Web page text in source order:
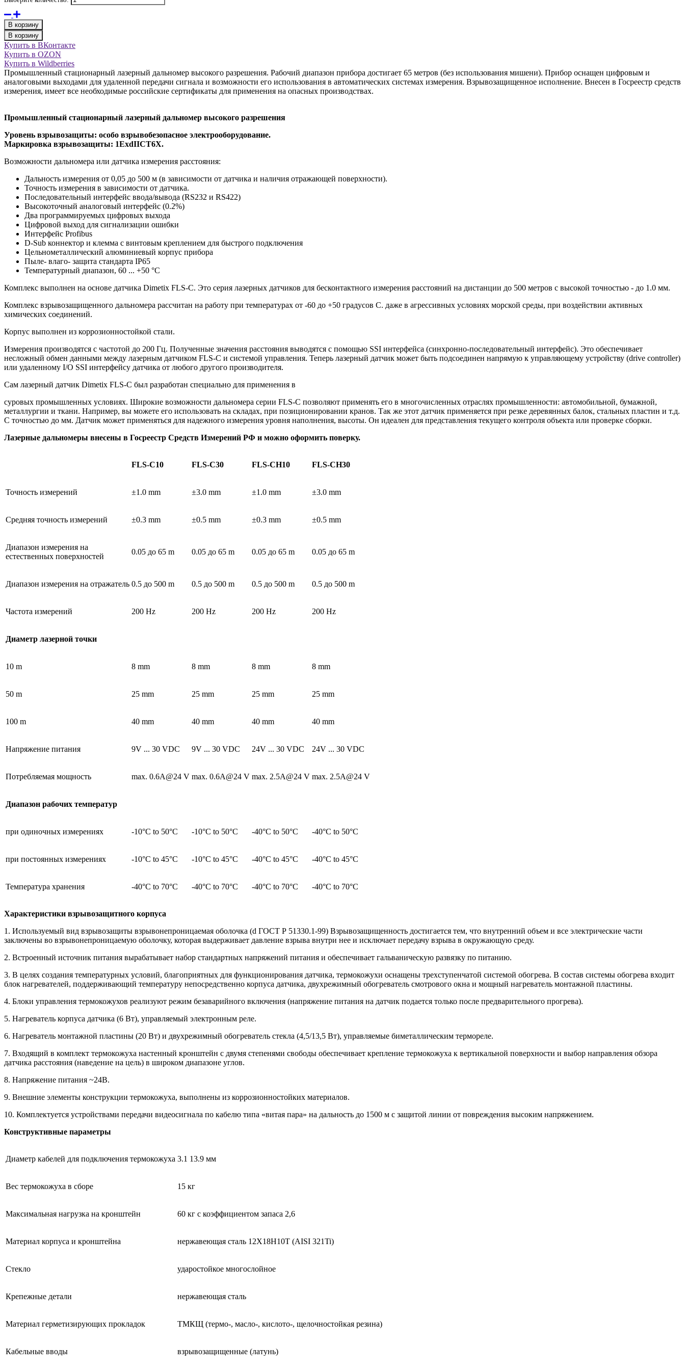
В корзину
В корзину
Купить в ВКонтакте
Купить в OZON
Купить в Wildberries
Промышленный стационарный лазерный дальномер высокого разрешения. Рабочий диапазон прибора достигает 65 метров (без использования мишени). Прибор оснащен цифровым и
аналоговыми выходами для удаленной передачи сигнала и возможности его использования в автоматических системах измерения. Взрывозащищенное исполнение. Внесен в Госреестр средств
измерения, имеет все необходимые российские сертификаты для применения на опасных производствах.
Промышленный стационарный лазерный дальномер высокого разрешения
Уровень взрывозащиты: особо взрывобезопасное электрооборудование.
Маркировка взрывозащиты: 1ExdIICT6X.
Возможности дальномера или датчика измерения расстояния:
Дальность измерения от 0,05 до 500 м (в зависимости от датчика и наличия отражающей поверхности).
Точность измерения в зависимости от датчика.
Последовательный интерфейс ввода/вывода (RS232 и RS422)
Высокоточный аналоговый интерфейс (0.2%)
Два программируемых цифровых выхода
Цифровой выход для сигнализации ошибки
Интерфейс Profibus
D-Sub коннектор и клемма с винтовым креплением для быстрого подключения
Цельнометаллический алюминиевый корпус прибора
Пыле- влаго- защита стандарта IP65
Температурный диапазон, 60 ... +50 °C
Комплекс выполнен на основе датчика Dimetix FLS-C. Это серия лазерных датчиков для бесконтактного измерения расстояний на дистанции до 500 метров с высокой точностью - до 1.0 мм.
Комплекс взрывозащищенного дальномера рассчитан на работу при температурах от -60 до +50 градусов С. даже в агрессивных условиях морской среды, при воздействии активных
химических соединений.
Корпус выполнен из коррозионностойкой стали.
Измерения производятся с частотой до 200 Гц. Полученные значения расстояния выводятся с помощью SSI интерфейса (синхронно-последовательный интерфейс). Это обеспечивает
несложный обмен данными между лазерным датчиком FLS-C и системой управления. Теперь лазерный датчик может быть подсоединен напрямую к управляющему устройству (drive controller)
или удаленному I/O SSI интерфейсу датчика от любого другого производителя.
Сам лазерный датчик Dimetix FLS-C был разработан специально для применения в
суровых промышленных условиях. Широкие возможности дальномера серии FLS-C позволяют применять его в многочисленных отраслях промышленности: автомобильной, бумажной,
металлургии и ткани. Например, вы можете его использовать на складах, при позиционировании кранов. Так же этот датчик применяется при резке деревянных балок, стальных пластин и т.д.
С точностью до мм. Датчик может применяться для надежного измерения уровня наполнения, высоты. Он идеален для представления текущего контроля объекта или проверке сборки.
Лазерные дальномеры внесены в Госреестр Средств Измерений РФ и можно оформить поверку.
FLS-C10 FLS-C30 FLS-CH10 FLS-CH30
Точность измерений ±1.0 mm ±3.0 mm ±1.0 mm ±3.0 mm
Средняя точность измерений ±0.3 mm ±0.5 mm ±0.3 mm ±0.5 mm
Диапазон измерения на
естественных поверхностей
0.05 до 65 m 0.05 до 65 m 0.05 до 65 m 0.05 до 65 m
Диапазон измерения на отражатель 0.5 до 500 m 0.5 до 500 m 0.5 до 500 m 0.5 до 500 m
Частота измерений 200 Hz 200 Hz 200 Hz 200 Hz
Диаметр лазерной точки
10 m 8 mm 8 mm 8 mm 8 mm
50 m 25 mm 25 mm 25 mm 25 mm
100 m 40 mm 40 mm 40 mm 40 mm
Напряжение питания 9V ... 30 VDC 9V ... 30 VDC 24V ... 30 VDC 24V ... 30 VDC
Потребляемая мощность max. 0.6A@24 V max. 0.6A@24 V max. 2.5A@24 V max. 2.5A@24 V
Диапазон рабочих температур
при одиночных измерениях -10°C to 50°C -10°C to 50°C -40°C to 50°C -40°C to 50°C
при постоянных измерениях -10°C to 45°C -10°C to 45°C -40°C to 45°C -40°C to 45°C
Температура хранения -40°C to 70°C -40°C to 70°C -40°C to 70°C -40°C to 70°C
Характеристики взрывозащитного корпуса
1. Используемый вид взрывозащиты взрывонепроницаемая оболочка (d ГОСТ Р 51330.1-99) Взрывозащищенность достигается тем, что внутренний объем и все электрические части
заключены во взрывонепроницаемую оболочку, которая выдерживает давление взрыва внутри нее и исключает передачу взрыва в окружающую среду.
2. Встроенный источник питания вырабатывает набор стандартных напряжений питания и обеспечивает гальваническую развязку по питанию.
3. В целях создания температурных условий, благоприятных для функционирования датчика, термокожухи оснащены трехступенчатой системой обогрева. В состав системы обогрева входит
блок нагревателей, поддерживающий температуру непосредственно корпуса датчика, двухрежимный обогреватель смотрового окна и мощный нагреватель монтажной пластины.
4. Блоки управления термокожухов реализуют режим безаварийного включения (напряжение питания на датчик подается только после предварительного прогрева).
5. Нагреватель корпуса датчика (6 Вт), управляемый электронным реле.
6. Нагреватель монтажной пластины (20 Вт) и двухрежимный обогреватель стекла (4,5/13,5 Вт), управляемые биметаллическим термореле.
7. Входящий в комплект термокожуха настенный кронштейн с двумя степенями свободы обеспечивает крепление термокожуха к вертикальной поверхности и выбор направления обзора
датчика расстояния (наведение на цель) в широком диапазоне углов.
8. Напряжение питания ~24В.
9. Внешние элементы конструкции термокожуха, выполнены из коррозионностойких материалов.
10. Комплектуется устройствами передачи видеосигнала по кабелю типа «витая пара» на дальность до 1500 м с защитой линии от повреждения высоким напряжением.
Конструктивные параметры
Диаметр кабелей для подключения термокожуха 3.1 13.9 мм
Вес термокожуха в сборе 15 кг
Максимальная нагрузка на кронштейн 60 кг с коэффициентом запаса 2,6
Материал корпуса и кронштейна нержавеющая сталь 12Х18Н10Т (AISI 321Ti)
Стекло ударостойкое многослойное
Крепежные детали нержавеющая сталь
Материал герметизирующих прокладок ТМКЩ (термо-, масло-, кислото-, щелочностойкая резина)
Кабельные вводы взрывозащищенные (латунь)